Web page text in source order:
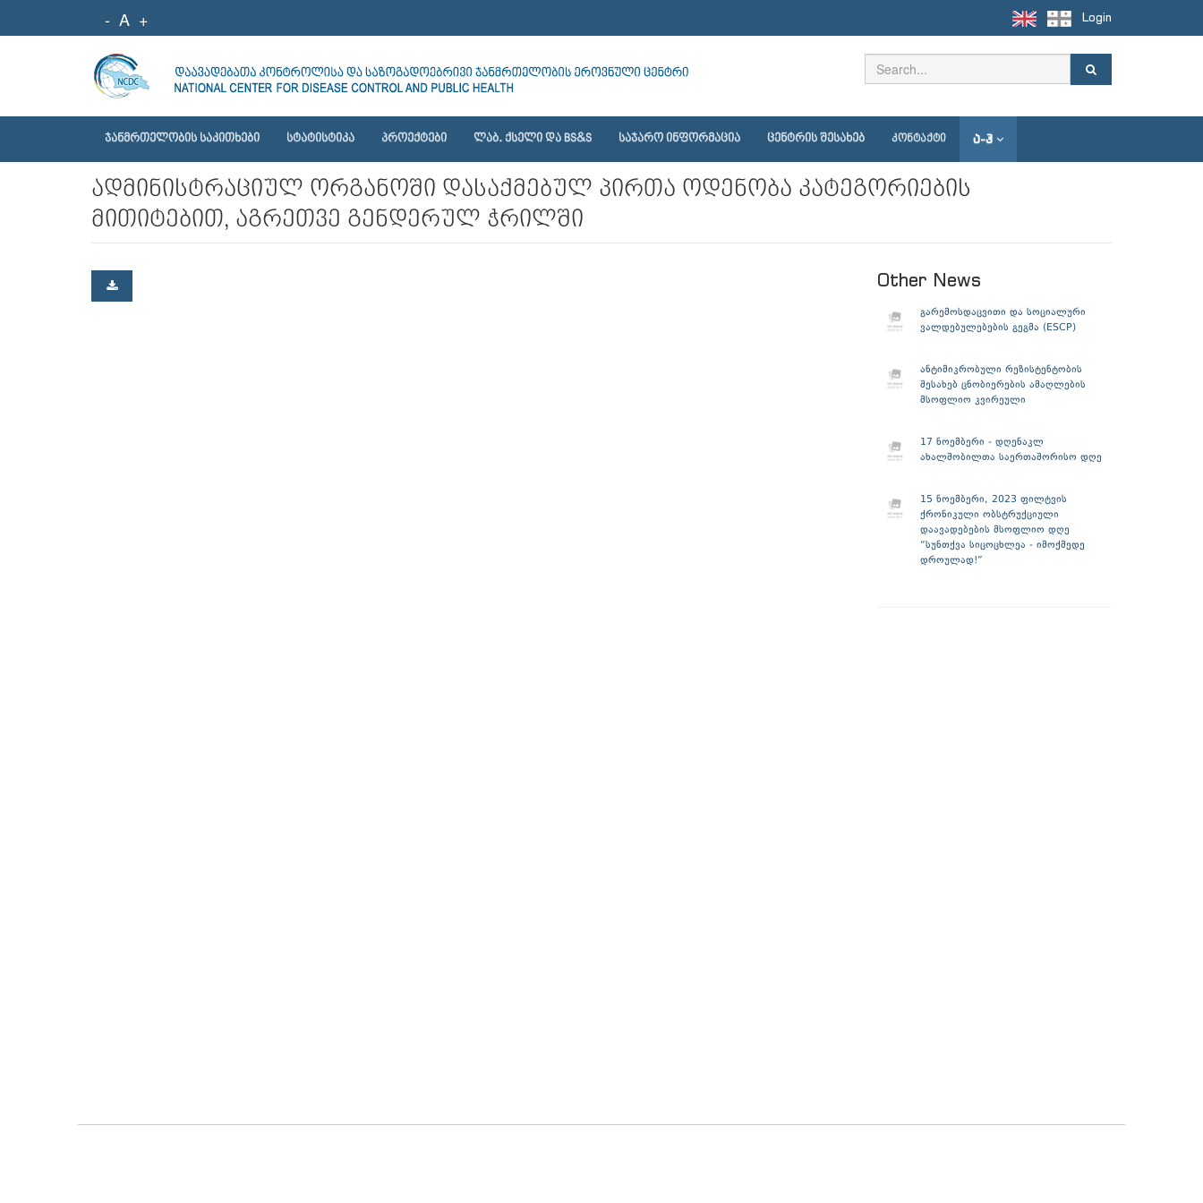
- A + Login
ᲯᲐᲜᲛᲠᲗᲔᲚᲝᲑᲘᲡ ᲡᲐᲙᲘᲗᲮᲔᲑᲘ ᲡᲢᲐᲢᲘᲡᲢᲘᲙᲐ ᲞᲠᲝᲔᲥᲢᲔᲑᲘ ᲚᲐᲑ. ᲥᲡᲔᲚᲘ ᲓᲐ BS&S ᲡᲐᲯᲐᲠᲝ ᲘᲜᲤᲝᲠᲛᲐᲪᲘᲐ ᲪᲔᲜᲢᲠᲘᲡ ᲨᲔᲡᲐᲮᲔᲑ ᲙᲝᲜᲢᲐᲥᲢᲘ Ა-Ჰ
ადმინისტრაციულ ორგანოში დასაქმებულ პირთა ოდენობა კატეგორიების
მითიტებით, აგრეთვე გენდერულ ჭრილში
Other News
გარემოსდაცვითი და სოციალური
ვალდებულებების გეგმა (ESCP)
ანტიმიკრობული რეზისტენტობის
შესახებ ცნობიერების ამაღლების
მსოფლიო კვირეული
17 ნოემბერი - დღენაკლ
ახალშობილთა საერთაშორისო დღე
15 ნოემბერი, 2023 ფილტვის
ქრონიკული ობსტრუქციული
დაავადებების მსოფლიო დღე
“სუნთქვა სიცოცხლეა - იმოქმედე
დროულად!”